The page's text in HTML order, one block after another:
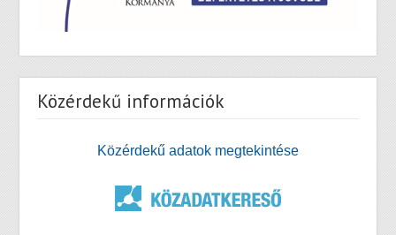
Közérdekű információk
Közérdekű adatok megtekintése